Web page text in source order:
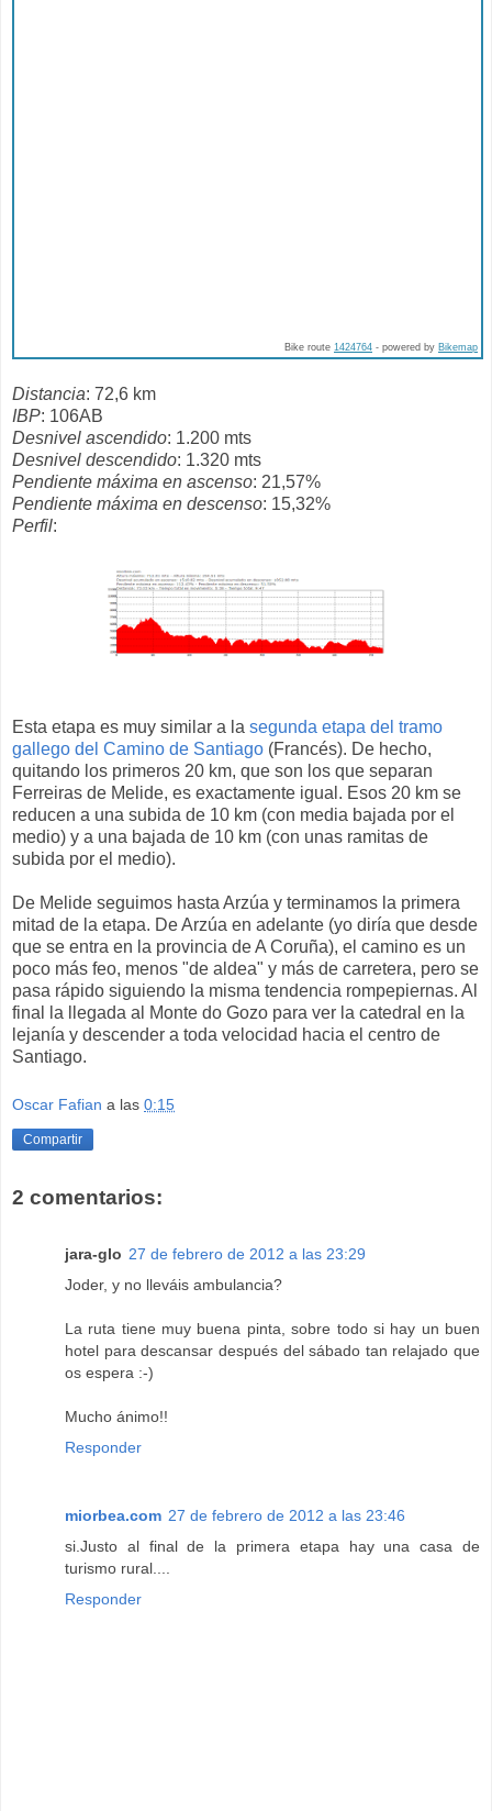
Bike route 1424764 - powered by Bikemap
Distancia: 72,6 km
IBP: 106AB
Desnivel ascendido: 1.200 mts
Desnivel descendido: 1.320 mts
Pendiente máxima en ascenso: 21,57%
Pendiente máxima en descenso: 15,32%
Perfil:
Esta etapa es muy similar a la segunda etapa del tramo
gallego del Camino de Santiago (Francés). De hecho,
quitando los primeros 20 km, que son los que separan
Ferreiras de Melide, es exactamente igual. Esos 20 km se
reducen a una subida de 10 km (con media bajada por el
medio) y a una bajada de 10 km (con unas ramitas de
subida por el medio).
De Melide seguimos hasta Arzúa y terminamos la primera
mitad de la etapa. De Arzúa en adelante (yo diría que desde
que se entra en la provincia de A Coruña), el camino es un
poco más feo, menos "de aldea" y más de carretera, pero se
pasa rápido siguiendo la misma tendencia rompepiernas. Al
final la llegada al Monte do Gozo para ver la catedral en la
lejanía y descender a toda velocidad hacia el centro de
Santiago.
Oscar Fafian a las 0:15
Compartir
2 comentarios:
jara-glo 27 de febrero de 2012 a las 23:29
Joder, y no lleváis ambulancia?
La ruta tiene muy buena pinta, sobre todo si hay un buen
hotel para descansar después del sábado tan relajado que
os espera :-)
Mucho ánimo!!
Responder
miorbea.com 27 de febrero de 2012 a las 23:46
si.Justo al final de la primera etapa hay una casa de
turismo rural....
Responder